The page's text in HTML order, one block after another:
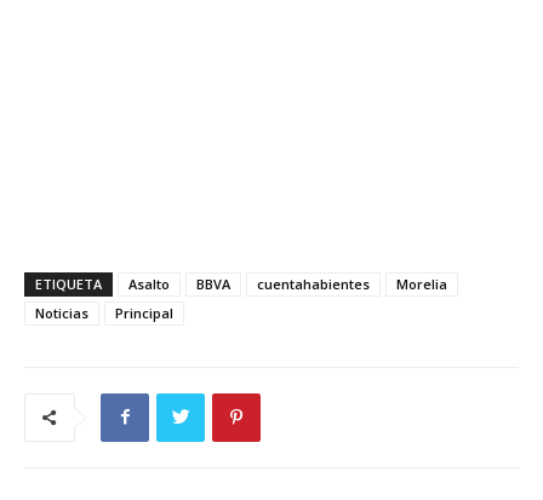
ETIQUETA Asalto BBVA cuentahabientes
Morelia
Noticias
Principal